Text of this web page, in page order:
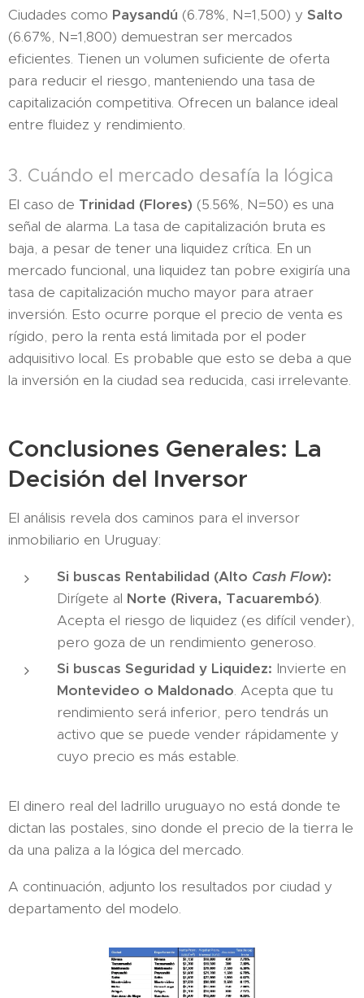
Ciudades como Paysandú (6.78%, N=1,500) y Salto
(6.67%, N=1,800) demuestran ser mercados
eficientes. Tienen un volumen suficiente de oferta
para reducir el riesgo, manteniendo una tasa de
capitalización competitiva. Ofrecen un balance ideal
entre fluidez y rendimiento.
3. Cuándo el mercado desafía la lógica
El caso de Trinidad (Flores) (5.56%, N=50) es una
señal de alarma. La tasa de capitalización bruta es
baja, a pesar de tener una liquidez crítica. En un
mercado funcional, una liquidez tan pobre exigiría una
tasa de capitalización mucho mayor para atraer
inversión. Esto ocurre porque el precio de venta es
rígido, pero la renta está limitada por el poder
adquisitivo local. Es probable que esto se deba a que
la inversión en la ciudad sea reducida, casi irrelevante.
Conclusiones Generales: La
Decisión del Inversor
El análisis revela dos caminos para el inversor
inmobiliario en Uruguay:
Si buscas Rentabilidad (Alto Cash Flow):
Dirígete al Norte (Rivera, Tacuarembó).
Acepta el riesgo de liquidez (es difícil vender),
pero goza de un rendimiento generoso.
Si buscas Seguridad y Liquidez: Invierte en
Montevideo o Maldonado. Acepta que tu
rendimiento será inferior, pero tendrás un
activo que se puede vender rápidamente y
cuyo precio es más estable.
El dinero real del ladrillo uruguayo no está donde te
dictan las postales, sino donde el precio de la tierra le
da una paliza a la lógica del mercado.
A continuación, adjunto los resultados por ciudad y
departamento del modelo.